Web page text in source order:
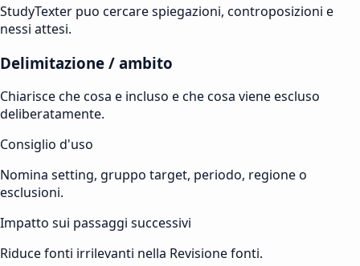
StudyTexter puo cercare spiegazioni, controposizioni e
nessi attesi.
Delimitazione / ambito
Chiarisce che cosa e incluso e che cosa viene escluso
deliberatamente.
Consiglio d'uso
Nomina setting, gruppo target, periodo, regione o
esclusioni.
Impatto sui passaggi successivi
Riduce fonti irrilevanti nella Revisione fonti.